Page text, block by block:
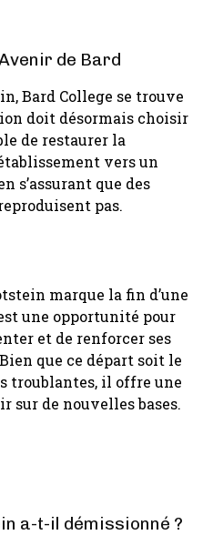
de Bard
Bard College se trouve
doit désormais choisir
de restaurer la
vers un
s’assurant que des
pas.
marque la fin d’une
une opportunité pour
et de renforcer ses
que ce départ soit le
troublantes, il offre une
sur de nouvelles bases.
a-t-il démissionné ?